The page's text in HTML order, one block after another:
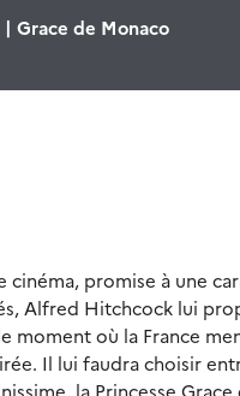
Grace de Monaco
cinéma, promise à une
Alfred Hitchcock lui
moment où la France
Il lui faudra choisir